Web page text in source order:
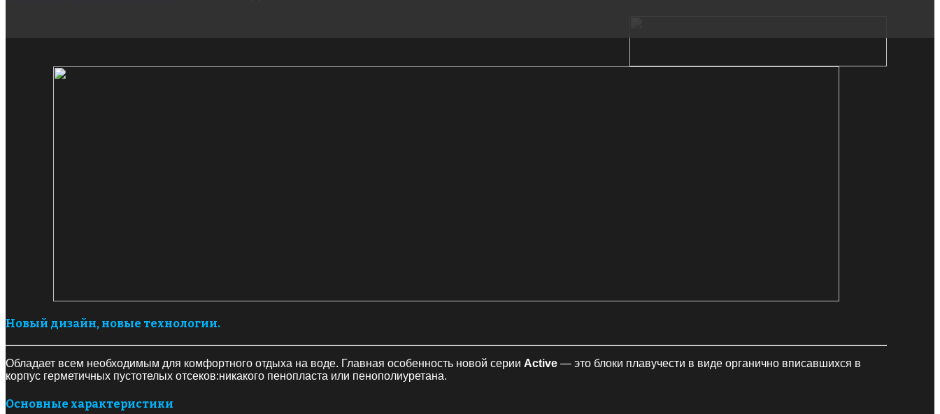
Новый дизайн, новые технологии.
Обладает всем необходимым для комфортного отдыха на воде. Главная особенность новой серии Active — это блоки плавучести в виде органично вписавшихся в
корпус герметичных пустотелых отсеков:никакого пенопласта или пенополиуретана.
Основные характеристики